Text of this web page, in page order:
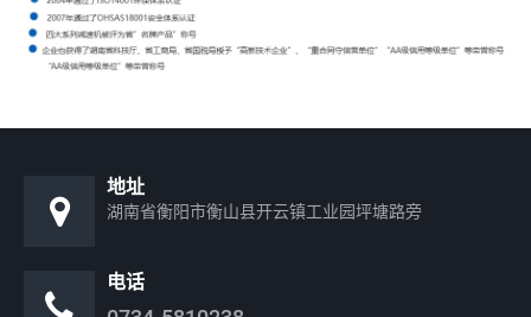
地址
湖南省衡阳市衡山县开云镇工业园坪塘路旁
电话